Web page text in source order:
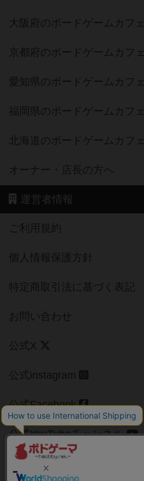
大阪府のボードゲームカフェ
京都府のボードゲームカフェ
愛知県のボードゲームカフェ
福岡県のボードゲームカフェ
北海道のボードゲームカフェ
オーナー・店長の方へ
運営者情報
ご利用規約
個人情報保護方針
特定商取引法に基づく表記
お問い合わせ
公式X
公式instagram
公式Facebook
公式YouTubeチャンネル